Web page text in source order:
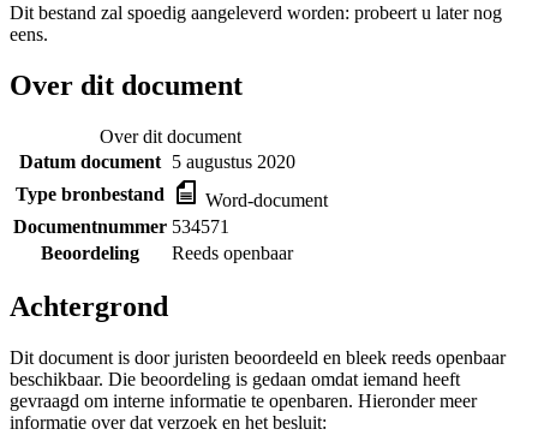
Dit bestand zal spoedig aangeleverd worden: probeert u later nog
eens.
Over dit document
Over dit document
Datum document 5 augustus 2020
Type bronbestand
Word-document
Documentnummer 534571
Beoordeling
Reeds openbaar
Achtergrond
Dit document is door juristen beoordeeld en bleek reeds openbaar
beschikbaar. Die beoordeling is gedaan omdat iemand heeft
gevraagd om interne informatie te openbaren. Hieronder meer
informatie over dat verzoek en het besluit: